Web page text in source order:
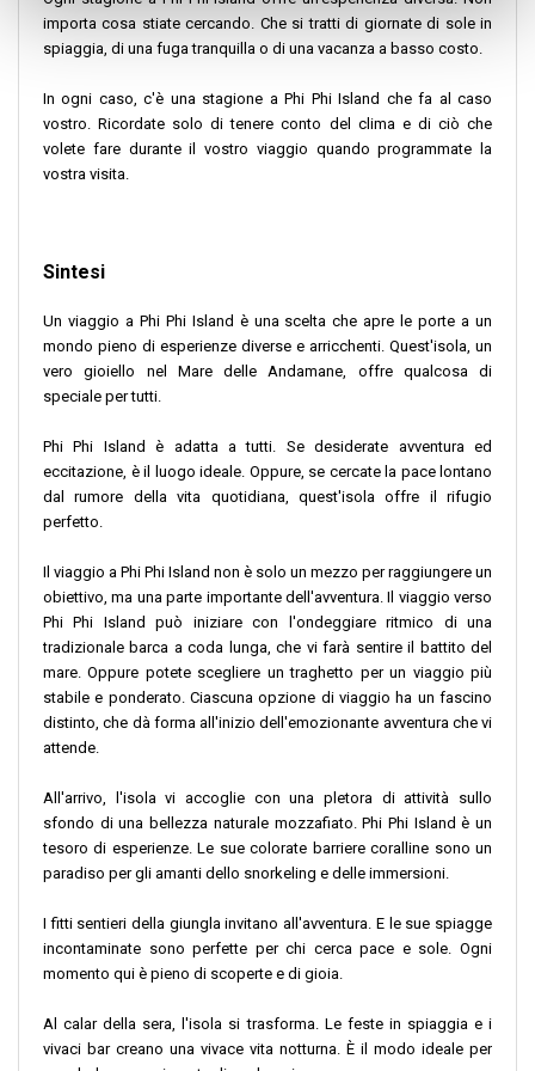
importa cosa stiate cercando. Che si tratti di giornate di sole in
spiaggia, di una fuga tranquilla o di una vacanza a basso costo.
In ogni caso, c'è una stagione a Phi Phi Island che fa al caso
vostro. Ricordate solo di tenere conto del clima e di ciò che
volete fare durante il vostro viaggio quando programmate la
vostra visita.
Sintesi
Un viaggio a Phi Phi Island è una scelta che apre le porte a un
mondo pieno di esperienze diverse e arricchenti. Quest'isola, un
vero gioiello nel Mare delle Andamane, offre qualcosa di
speciale per tutti.
Phi Phi Island è adatta a tutti. Se desiderate avventura ed
eccitazione, è il luogo ideale. Oppure, se cercate la pace lontano
dal rumore della vita quotidiana, quest'isola offre il rifugio
perfetto.
Il viaggio a Phi Phi Island non è solo un mezzo per raggiungere un
obiettivo, ma una parte importante dell'avventura. Il viaggio verso
Phi Phi Island può iniziare con l'ondeggiare ritmico di una
tradizionale barca a coda lunga, che vi farà sentire il battito del
mare. Oppure potete scegliere un traghetto per un viaggio più
stabile e ponderato. Ciascuna opzione di viaggio ha un fascino
distinto, che dà forma all'inizio dell'emozionante avventura che vi
attende.
All'arrivo, l'isola vi accoglie con una pletora di attività sullo
sfondo di una bellezza naturale mozzafiato. Phi Phi Island è un
tesoro di esperienze. Le sue colorate barriere coralline sono un
paradiso per gli amanti dello snorkeling e delle immersioni.
I fitti sentieri della giungla invitano all'avventura. E le sue spiagge
incontaminate sono perfette per chi cerca pace e sole. Ogni
momento qui è pieno di scoperte e di gioia.
Al calar della sera, l'isola si trasforma. Le feste in spiaggia e i
vivaci bar creano una vivace vita notturna. È il modo ideale per